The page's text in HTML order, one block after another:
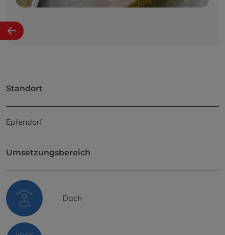
Standort
Epfendorf
Umsetzungsbereich
Dach